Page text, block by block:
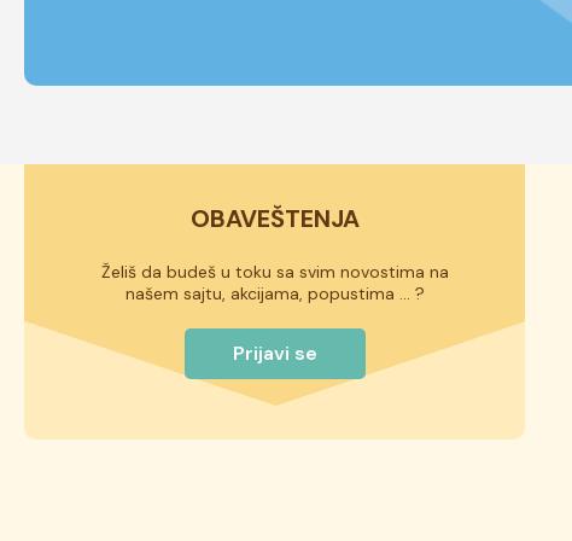
OBAVEŠTENJA
Želiš da budeš u toku sa svim novostima na
našem sajtu, akcijama, popustima ... ?
Prijavi se